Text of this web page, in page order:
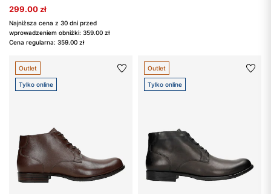
299.00 zł
Najniższa cena z 30 dni przed
wprowadzeniem obniżki: 359.00 zł
Cena regularna: 359.00 zł
Outlet
Tylko online
Outlet
Tylko online